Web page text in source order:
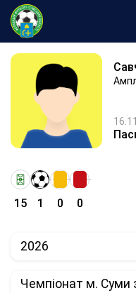
15 1 0 0
2026
Чемпіонат м. Суми